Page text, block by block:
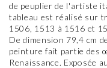
de peuplier de l'artiste
tableau est réalisé sur
1506, 1513 à 1516 et
De dimension 79,4 cm
peinture fait partie des
Renaissance. Exposée